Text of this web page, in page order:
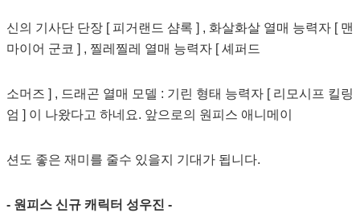
신의 기사단 단장 [ 피거랜드 샴록 ] , 화살화살 열매 능력자 [ 맨
마이어 군코 ] , 찔레찔레 열매 능력자 [ 셰퍼드
소머즈 ] , 드래곤 열매 모델 : 기린 형태 능력자 [ 리모시프 킬링
엄 ] 이 나왔다고 하네요. 앞으로의 원피스 애니메이
션도 좋은 재미를 줄수 있을지 기대가 됩니다.
- 원피스 신규 캐릭터 성우진 -